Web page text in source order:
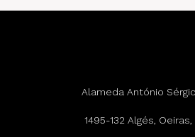
Alameda António
1495-132 Algés,